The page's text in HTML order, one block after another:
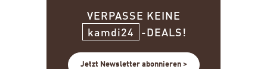
VERPASSE KEINE
kamdi24
-DEALS!
Jetzt Newsletter abonnieren >